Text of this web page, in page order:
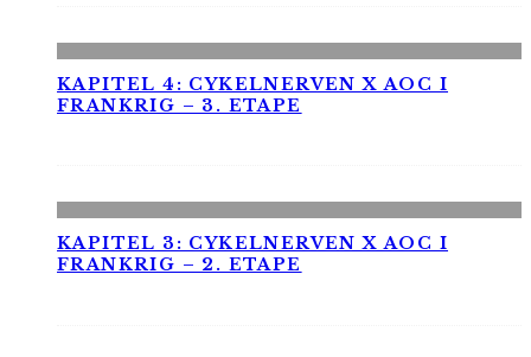
KAPITEL 4: CYKELNERVEN X AOC I
FRANKRIG – 3. ETAPE
KAPITEL 3: CYKELNERVEN X AOC I
FRANKRIG – 2. ETAPE